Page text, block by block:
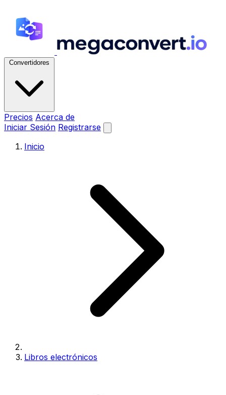
Convertidores
Precios Acerca de
Iniciar Sesión Registrarse
Inicio
Libros electrónicos